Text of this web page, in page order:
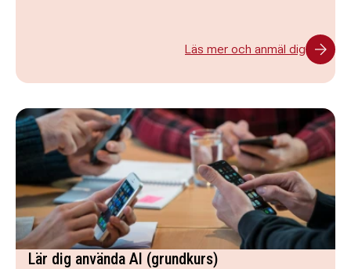
Läs mer och anmäl dig
Lär dig använda AI (grundkurs)